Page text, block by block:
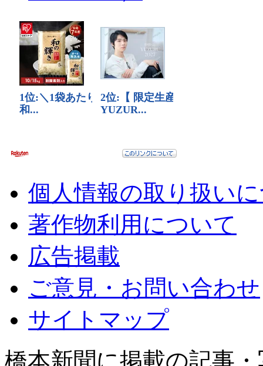
個人情報の取り扱い
著作物利用について
広告掲載
ご意見・お問い合わせ
サイトマップ
橋本新聞に掲載の記事